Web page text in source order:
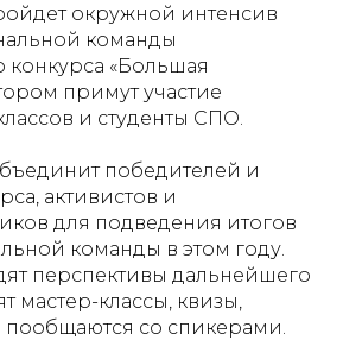
окружной интенсив
команды
конкурса «Большая
примут участие
и студенты СПО.
победителей и
активистов и
для подведения итогов
команды в этом году.
перспективы дальнейшего
мастер-классы, квизы,
со спикерами.